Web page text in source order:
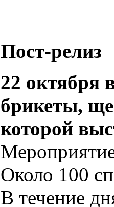
Пост-релиз
22 октября
брикеты,
которой
Около 100
В течение